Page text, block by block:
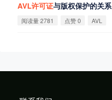
AVL许可证与版权保护的关系
阅读量 2781 点赞 0 AVL